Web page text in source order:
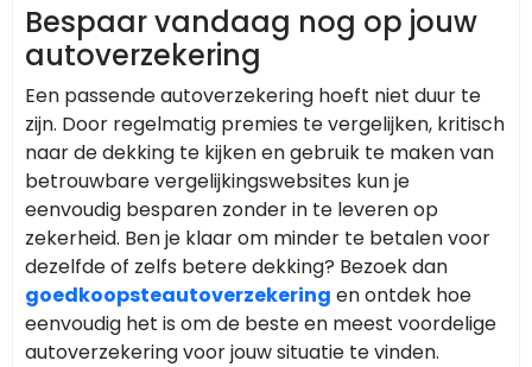
Bespaar vandaag nog op jouw
autoverzekering
Een passende autoverzekering hoeft niet duur te
zijn. Door regelmatig premies te vergelijken, kritisch
naar de dekking te kijken en gebruik te maken van
betrouwbare vergelijkingswebsites kun je
eenvoudig besparen zonder in te leveren op
zekerheid. Ben je klaar om minder te betalen voor
dezelfde of zelfs betere dekking? Bezoek dan
goedkoopsteautoverzekering en ontdek hoe
eenvoudig het is om de beste en meest voordelige
autoverzekering voor jouw situatie te vinden.